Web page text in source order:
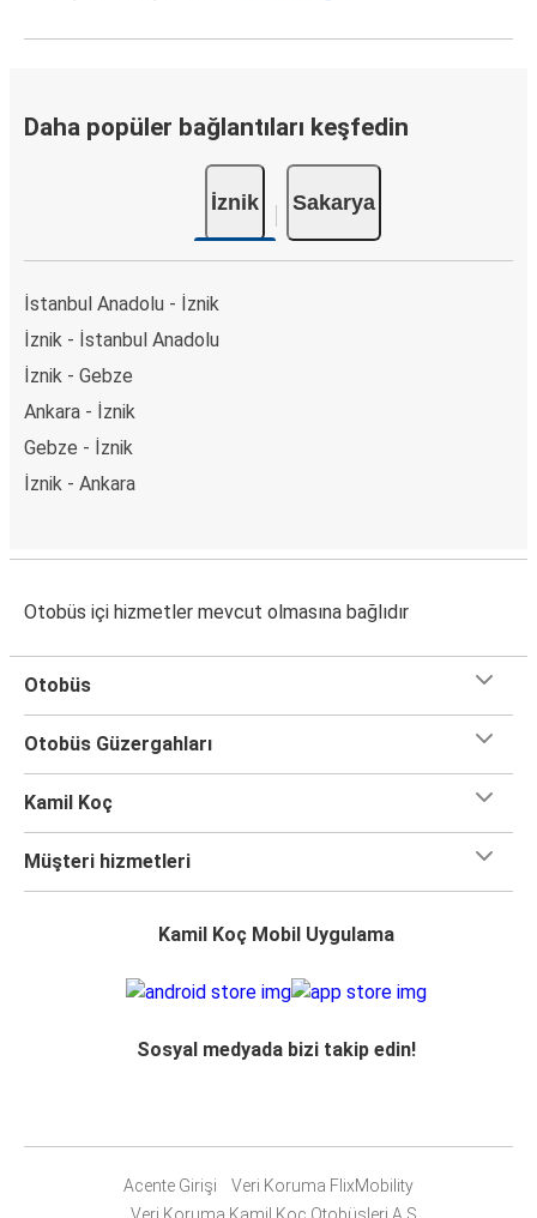
Daha popüler bağlantıları keşfedin
İznik Sakarya
İstanbul Anadolu - İznik
İznik - İstanbul Anadolu
İznik - Gebze
Ankara - İznik
Gebze - İznik
İznik - Ankara
Otobüs içi hizmetler mevcut olmasına bağlıdır
Otobüs
Otobüs Güzergahları
Kamil Koç
Müşteri hizmetleri
Kamil Koç Mobil Uygulama
Sosyal medyada bizi takip edin!
Acente Girişi
Veri Koruma FlixMobility